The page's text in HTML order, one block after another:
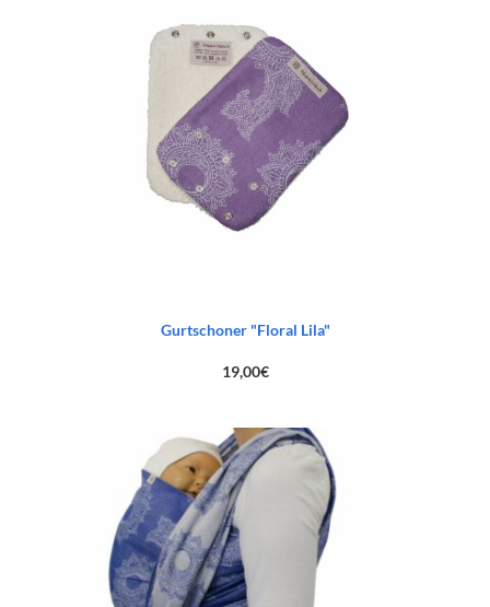
Gurtschoner "Floral Lila"
19,00€